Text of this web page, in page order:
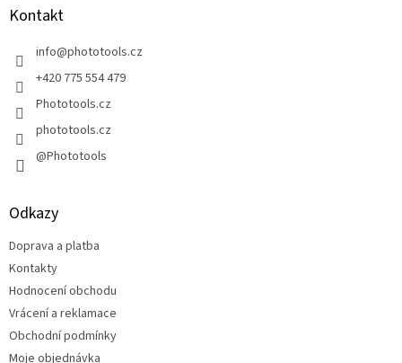
Kontakt
info@phototools.cz
+420 775 554 479
Phototools.cz
phototools.cz
@Phototools
Odkazy
Doprava a platba
Kontakty
Hodnocení obchodu
Vrácení a reklamace
Obchodní podmínky
Moje objednávka